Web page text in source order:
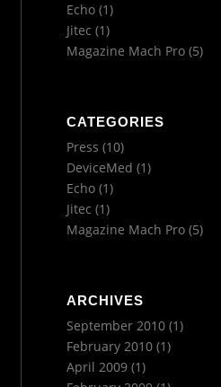
Echo(1)
Jitec (1)
Magazine Mach Pro(5)
CATEGORIES
Press (10)
DeviceMed (1)
Echo(1)
Jitec (1)
Magazine Mach Pro(5)
ARCHIVES
September 2010(1)
February 2010(1)
April 2009(1)